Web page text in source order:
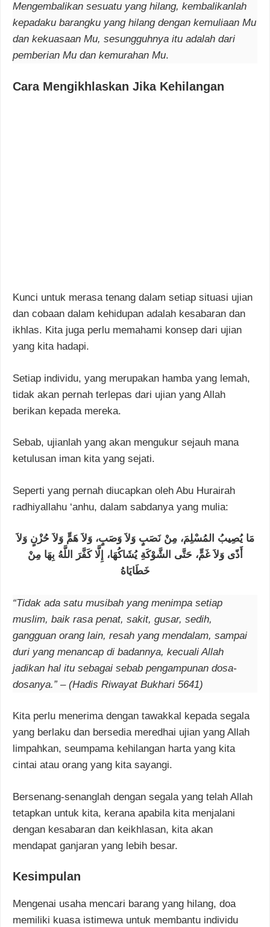
Mengembalikan sesuatu yang hilang, kembalikanlah
kepadaku barangku yang hilang dengan kemuliaan Mu
dan kekuasaan Mu, sesungguhnya itu adalah dari
pemberian Mu dan kemurahan Mu.
Cara Mengikhlaskan Jika Kehilangan
Kunci untuk merasa tenang dalam setiap situasi ujian
dan cobaan dalam kehidupan adalah kesabaran dan
ikhlas. Kita juga perlu memahami konsep dari ujian
yang kita hadapi.
Setiap individu, yang merupakan hamba yang lemah,
tidak akan pernah terlepas dari ujian yang Allah
berikan kepada mereka.
Sebab, ujianlah yang akan mengukur sejauh mana
ketulusan iman kita yang sejati.
Seperti yang pernah diucapkan oleh Abu Hurairah
radhiyallahu ‘anhu, dalam sabdanya yang mulia:
مَا يُصِيبُ المُسْلِمَ، مِنْ نَصَبٍ وَلاَ وَصَبٍ، وَلاَ هَمٍّ وَلاَ حُزْنٍ وَلاَ
أَذًى وَلاَ غَمٍّ، حَتَّى الشَّوْكَةِ يُشَاكُهَا، إِلَّا كَفَّرَ اللَّهُ بِهَا مِنْ
خَطَايَاهُ
“Tidak ada satu musibah yang menimpa setiap
muslim, baik rasa penat, sakit, gusar, sedih,
gangguan orang lain, resah yang mendalam, sampai
duri yang menancap di badannya, kecuali Allah
jadikan hal itu sebagai sebab pengampunan dosa-
dosanya.” – (Hadis Riwayat Bukhari 5641)
Kita perlu menerima dengan tawakkal kepada segala
yang berlaku dan bersedia meredhai ujian yang Allah
limpahkan, seumpama kehilangan harta yang kita
cintai atau orang yang kita sayangi.
Bersenang-senanglah dengan segala yang telah Allah
tetapkan untuk kita, kerana apabila kita menjalani
dengan kesabaran dan keikhlasan, kita akan
mendapat ganjaran yang lebih besar.
Kesimpulan
Mengenai usaha mencari barang yang hilang, doa
memiliki kuasa istimewa untuk membantu individu